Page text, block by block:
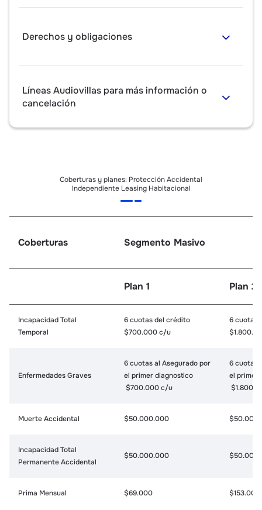
Derechos y obligaciones
Líneas Audiovillas para más información o
cancelación
Coberturas y planes: Protección Accidental
Independiente Leasing Habitacional
Coberturas Segmento Masivo
Plan 1 Plan 2
Incapacidad Total
Temporal
6 cuotas del crédito
$700.000 c/u
6 cuotas
Enfermedades Graves
6 cuotas al Asegurado por
el primer diagnostico
$700.000 c/u
6 cuotas
el primer
Muerte Accidental $50.000.000
Incapacidad Total
Permanente Accidental
$50.000.000
Prima Mensual $69.000 $153.000